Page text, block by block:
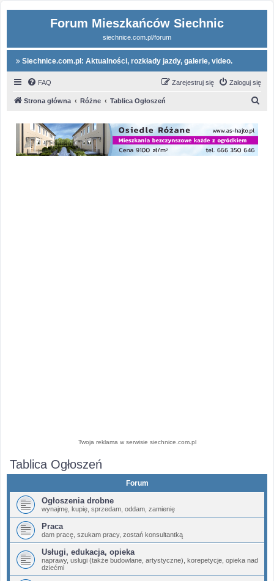
Forum Mieszkańców Siechnic
siechnice.com.pl/forum
Siechnice.com.pl: Aktualności, rozkłady jazdy, galerie, video.
FAQ Zaloguj się
Zarejestruj się
Strona główna Różne Tablica Ogłoszeń
Twoja reklama w serwisie siechnice.com.pl
Tablica Ogłoszeń
Forum
Ogłoszenia drobne
wynajmę, kupię, sprzedam, oddam, zamienię
Praca
dam pracę, szukam pracy, zostań konsultantką
Usługi, edukacja, opieka
naprawy, usługi (także budowlane, artystyczne), korepetycje, opieka nad
dziećmi